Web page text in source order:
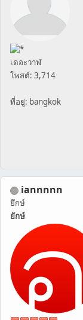
เดอะวาฬ
โพสต์: 3,714
ที่อยู่: bangkok
iannnnn
ยึกษ์
ยักษ์